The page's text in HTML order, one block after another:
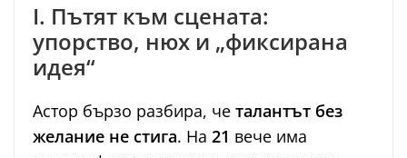
I. Пътят към сцената:
упорство, нюх и „фиксирана
идея“
Астор бързо разбира, че талантът без
желание не стига. На 21 вече има